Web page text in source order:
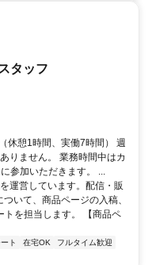
タッフ
休憩1時間、実働7時間） 週
りません。 業務時間中はカ
参加いただきます。 ...
運営しています。配信・販
いて、商品ページの入稿、
トを担当します。 【商品ペ
ト 在宅OK
フルタイム歓迎